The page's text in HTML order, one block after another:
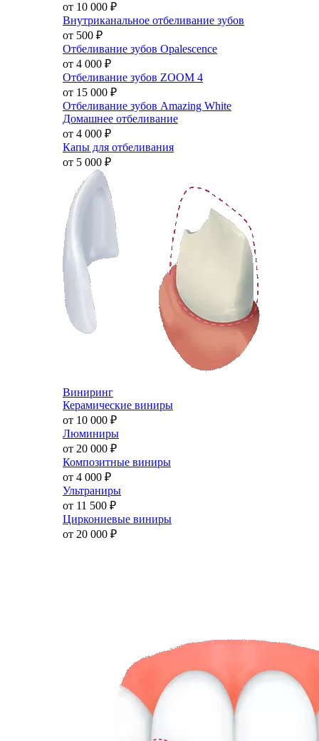
от 10 000 ₽
Внутриканальное отбеливание зубов
от 500 ₽
Отбеливание зубов Opalescence
от 4 000 ₽
Отбеливание зубов ZOOM 4
от 15 000 ₽
Отбеливание зубов Amazing White
Домашнее отбеливание
от 4 000 ₽
Капы для отбеливания
от 5 000 ₽
Виниринг
Керамические виниры
от 10 000 ₽
Люминиры
от 20 000 ₽
Композитные виниры
от 4 000 ₽
Ультраниры
от 11 500 ₽
Циркониевые виниры
от 20 000 ₽